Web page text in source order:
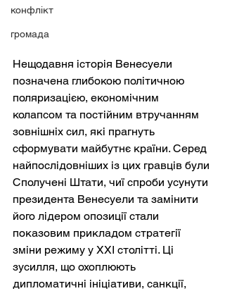
конфлікт
громада
Нещодавня історія Венесуели
позначена глибокою політичною
поляризацією, економічним
колапсом та постійним втручанням
зовнішніх сил, які прагнуть
сформувати майбутнє країни. Серед
найпослідовніших із цих гравців були
Сполучені Штати, чиї спроби усунути
президента Венесуели та замінити
його лідером опозиції стали
показовим прикладом стратегії
зміни режиму у ХХІ столітті. Ці
зусилля, що охоплюють
дипломатичні ініціативи, санкції,